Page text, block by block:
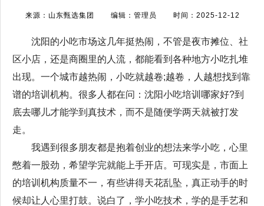
来源：山东甄选集团 编辑：管理员 时间：2025-12-12
沈阳的小吃市场这几年挺热闹，不管是夜市摊位、社
区小店，还是商圈里的人流，都能看到各种地方小吃扎堆
出现。一个城市越热闹，小吃就越卷;越卷，人越想找到靠
谱的培训机构。很多人都在问：沈阳小吃培训哪家好?到
底去哪儿才能学到真技术，而不是随便学两天就被打发
走。
我遇到很多朋友都是抱着创业的想法来学小吃，心里
憋着一股劲，希望学完就能上手开店。可现实是，市面上
的培训机构质量不一，有些讲得天花乱坠，真正动手的时
候却让人心里打鼓。说白了，学小吃技术，学的是手艺和